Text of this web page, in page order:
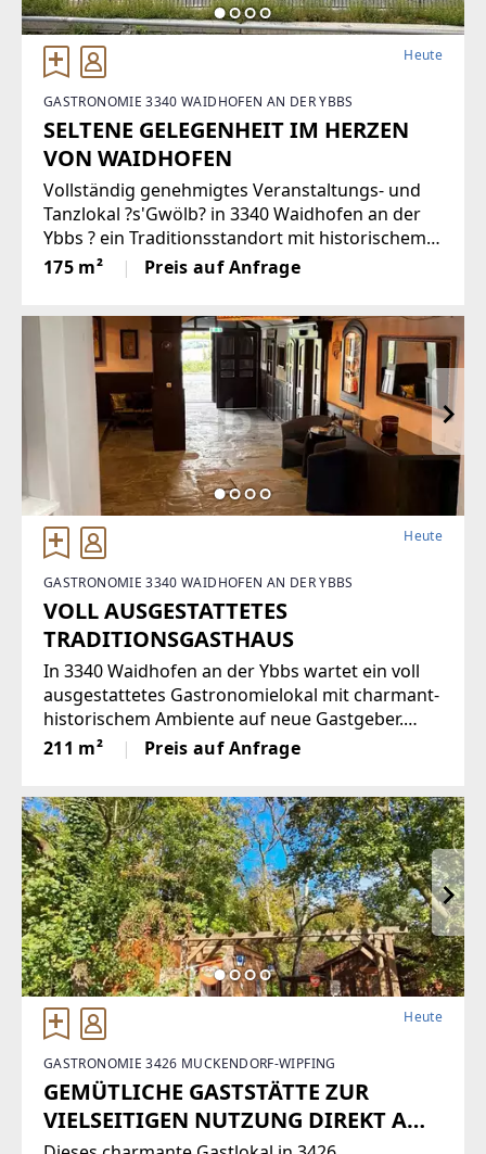
Heute
GASTRONOMIE 3340 WAIDHOFEN AN DER YBBS
SELTENE GELEGENHEIT IM HERZEN
VON WAIDHOFEN
Vollständig genehmigtes Veranstaltungs- und
Tanzlokal ?s'Gwölb? in 3340 Waidhofen an der
Ybbs ? ein Traditionsstandort mit historischem
Gewölbe und unverwechselbarem Ambiente,
direkt an der B121. Ideal für Betreiber*innen,
175 m² Preis auf Anfrage
Heute
GASTRONOMIE 3340 WAIDHOFEN AN DER YBBS
VOLL AUSGESTATTETES
TRADITIONSGASTHAUS
In 3340 Waidhofen an der Ybbs wartet ein voll
ausgestattetes Gastronomielokal mit charmant-
historischem Ambiente auf neue Gastgeber.
Ideal für Betreiber, die gutbürgerliche Küche mit
Charakter anbieten und ein großes regionales
211 m² Preis auf Anfrage
Heute
GASTRONOMIE 3426 MUCKENDORF-WIPFING
GEMÜTLICHE GASTSTÄTTE ZUR
VIELSEITIGEN NUTZUNG DIREKT AM
WASSER